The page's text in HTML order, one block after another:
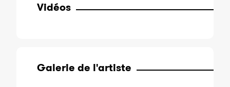
Vidéos
Galerie de l'artiste